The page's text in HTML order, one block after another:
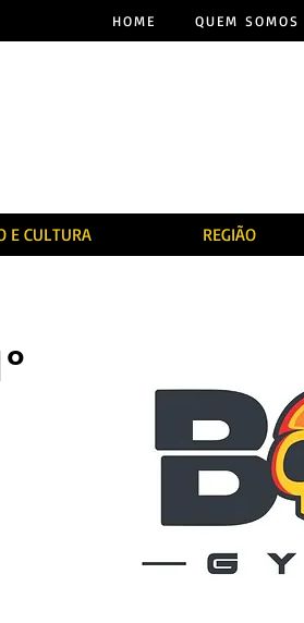
HOME QUEM SOMOS
E CULTURA REGIÃO